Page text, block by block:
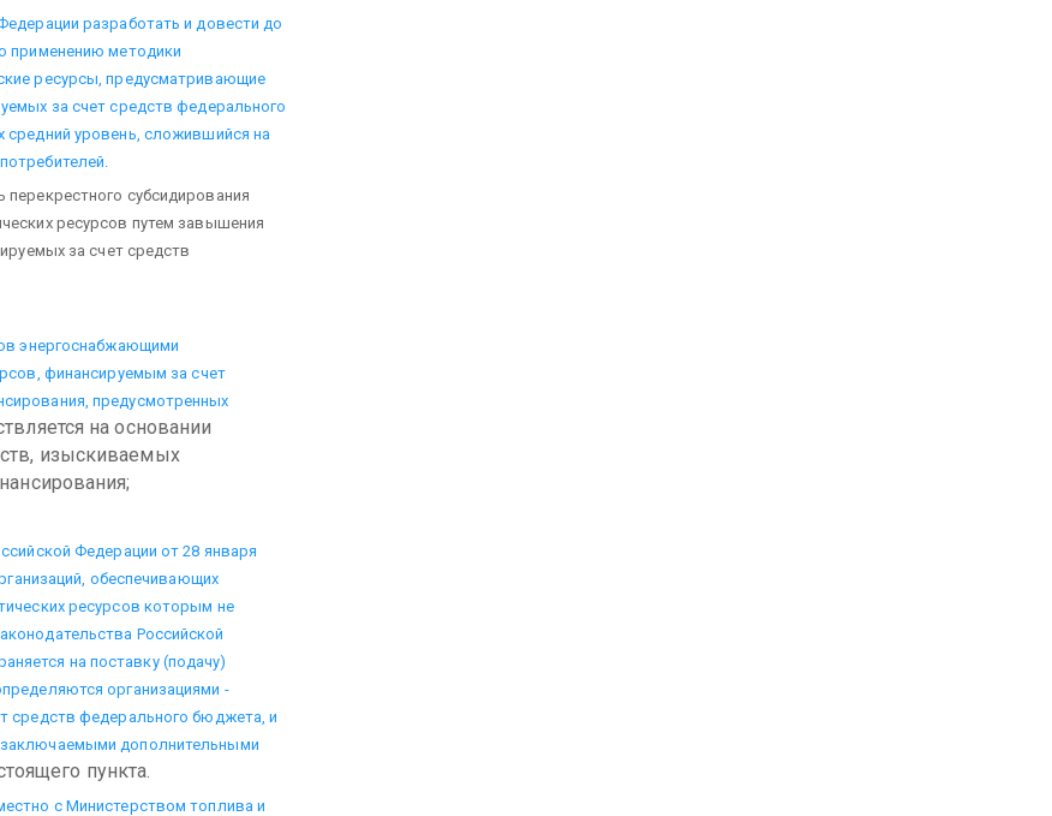
разработать и довести до
применению методики
ресурсы, предусматривающие
за счет средств федерального
уровень, сложившийся на
субсидирования
ресурсов путем завышения
за счет средств
энергоснабжающими
финансируемым за счет
предусмотренных
на основании
изыскиваемых
Федерации от 28 января
обеспечивающих
ресурсов которым не
Российской
на поставку (подачу)
организациями -
средств федерального бюджета, и
дополнительными
пункта.
с Министерством топлива и